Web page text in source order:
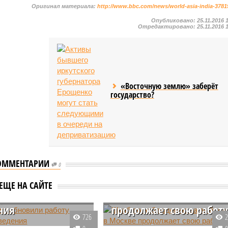
Оригинал материала:http://www.bbc.com/news/world-asia-india-
Опубликовано:25.11.2016
Отредактировано:25.11.2016
«Восточную землю» заберёт
государство?
0
НА САЙТЕ
возобновили
учреждения в
726
Штаб по наблюдению за
продолжает свою работу
Общественный штаб по